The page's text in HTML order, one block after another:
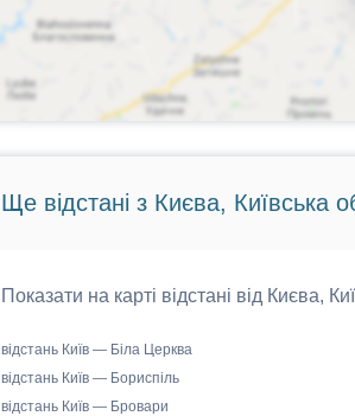
Ще відстані з Києва, Київська
Показати на карті відстані від Києва,
відстань Київ — Біла Церква
відстань Київ — Бориспіль
відстань Київ — Бровари